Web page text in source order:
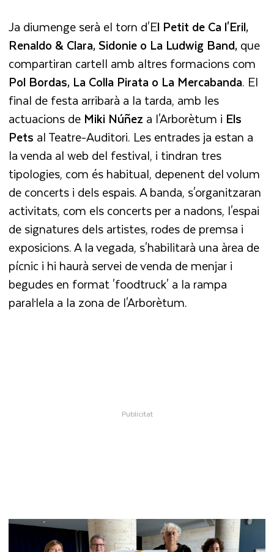
Ja diumenge serà el torn d'El Petit de Ca l'Eril,
Renaldo & Clara, Sidonie o La Ludwig Band, que
compartiran cartell amb altres formacions com
Pol Bordas, La Colla Pirata o La Mercabanda. El
final de festa arribarà a la tarda, amb les
actuacions de Miki Núñez a l'Arborètum i Els
Pets al Teatre-Auditori. Les entrades ja estan a
la venda al web del festival, i tindran tres
tipologies, com és habitual, depenent del volum
de concerts i dels espais. A banda, s'organitzaran
activitats, com els concerts per a nadons, l'espai
de signatures dels artistes, rodes de premsa i
exposicions. A la vegada, s'habilitarà una àrea de
pícnic i hi haurà servei de venda de menjar i
begudes en format 'foodtruck' a la rampa
paral·lela a la zona de l'Arborètum.